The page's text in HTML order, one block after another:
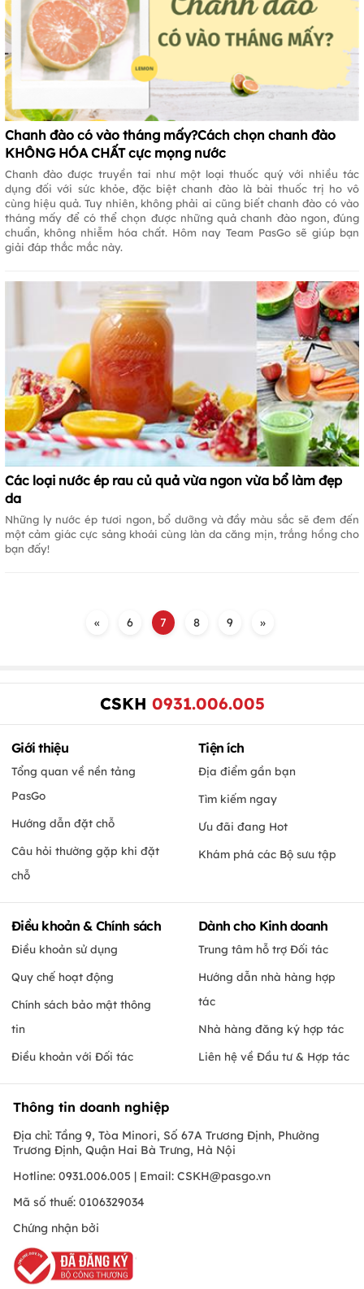
Chanh đào có vào tháng mấy?Cách chọn chanh đào
KHÔNG HÓA CHẤT cực mọng nước
Chanh đào được truyền tai như một loại thuốc quý với nhiều tác
dụng đối với sức khỏe, đặc biệt chanh đào là bài thuốc trị ho vô
cùng hiệu quả. Tuy nhiên, không phải ai cũng biết chanh đào có vào
tháng mấy để có thể chọn được những quả chanh đào ngon, đúng
chuẩn, không nhiễm hóa chất. Hôm nay Team PasGo sẽ giúp bạn
giải đáp thắc mắc này.
Các loại nước ép rau củ quả vừa ngon vừa bổ làm đẹp
da
Những ly nước ép tươi ngon, bổ dưỡng và đầy màu sắc sẽ đem đến
một cảm giác cực sảng khoái cùng làn da căng mịn, trắng hồng cho
bạn đấy!
« 6 7 8 9 »
CSKH 0931.006.005
Giới thiệu
Tổng quan về nền tảng
PasGo
Hướng dẫn đặt chỗ
Câu hỏi thường gặp khi đặt
chỗ
Tiện ích
Địa điểm gần bạn
Tìm kiếm ngay
Ưu đãi đang Hot
Khám phá các Bộ sưu tập
Điều khoản & Chính sách
Điều khoản sử dụng
Quy chế hoạt động
Chính sách bảo mật thông
tin
Điều khoản với Đối tác
Dành cho Kinh doanh
Trung tâm hỗ trợ Đối tác
Hướng dẫn nhà hàng hợp
tác
Nhà hàng đăng ký hợp tác
Liên hệ về Đầu tư & Hợp tác
Thông tin doanh nghiệp
Địa chỉ: Tầng 9, Tòa Minori, Số 67A Trương Định, Phường
Trương Định, Quận Hai Bà Trưng, Hà Nội
Hotline: 0931.006.005 | Email: CSKH@pasgo.vn
Mã số thuế: 0106329034
Chứng nhận bởi